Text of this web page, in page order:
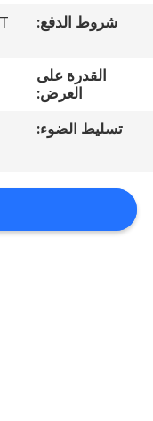
الجودة
اتصل
اطلب
شروط الدفع:
القدرة على
العرض:
تسليط الضوء: